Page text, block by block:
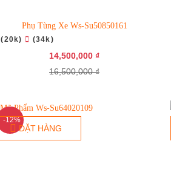
Phụ Tùng Xe Ws-Su50850161
(20k) (34k)
14,500,000 ₫
16,500,000 ₫
-12%
ĐẶT HÀNG